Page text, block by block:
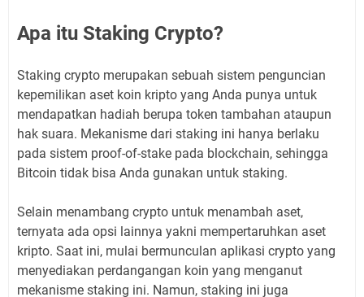
Apa itu Staking Crypto?
Staking crypto merupakan sebuah sistem penguncian
kepemilikan aset koin kripto yang Anda punya untuk
mendapatkan hadiah berupa token tambahan ataupun
hak suara. Mekanisme dari staking ini hanya berlaku
pada sistem proof-of-stake pada blockchain, sehingga
Bitcoin tidak bisa Anda gunakan untuk staking.
Selain menambang crypto untuk menambah aset,
ternyata ada opsi lainnya yakni mempertaruhkan aset
kripto. Saat ini, mulai bermunculan aplikasi crypto yang
menyediakan perdangangan koin yang menganut
mekanisme staking ini. Namun, staking ini juga